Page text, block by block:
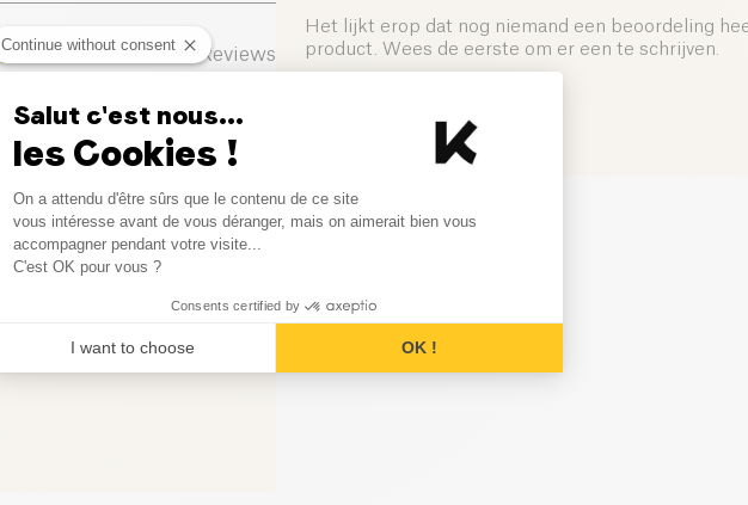
0 Reviews
0 Reviews
0 Reviews
0 Reviews
Het lijkt erop dat nog niemand een beoordeling
product. Wees de eerste om er een te schrijven.
Laat uw mening achter
Continue without consent
Salut c'est nous...
les Cookies !
Consent Management Platform:
On a attendu d'être sûrs que le contenu de ce site
vous intéresse avant de vous déranger, mais on aimerait bien vous
accompagner pendant votre visite...
C'est OK pour vous ?
Consents certified by
I want to choose OK !
Axeptio consent